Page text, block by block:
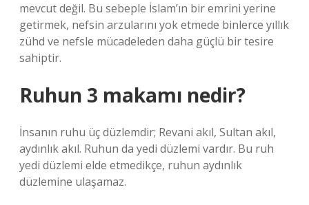
mevcut değil. Bu sebeple İslam’ın bir emrini yerine
getirmek, nefsin arzularını yok etmede binlerce yıllık
zühd ve nefsle mücadeleden daha güçlü bir tesire
sahiptir.
Ruhun 3 makamı nedir?
İnsanın ruhu üç düzlemdir; Revani akıl, Sultan akıl,
aydınlık akıl. Ruhun da yedi düzlemi vardır. Bu ruh
yedi düzlemi elde etmedikçe, ruhun aydınlık
düzlemine ulaşamaz.